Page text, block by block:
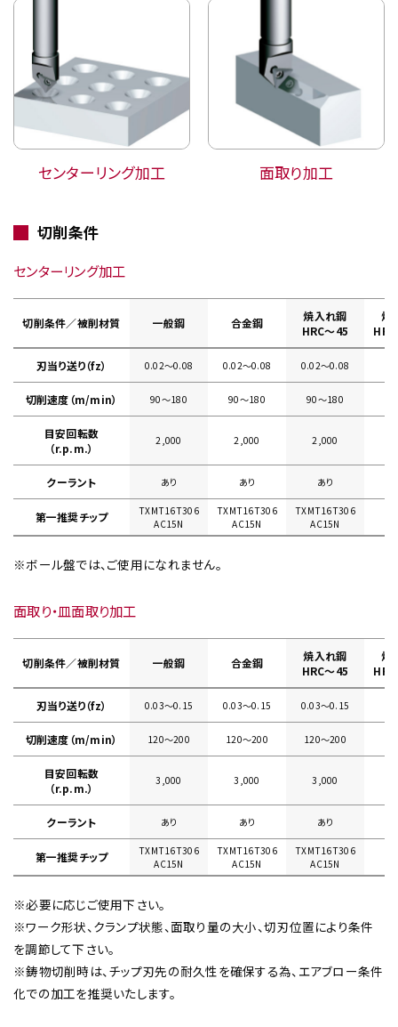
センターリング加工 面取り加工
切削条件
センターリング加工
切削条件／被削材質 一般鋼 合金鋼
焼入れ鋼
HRC～45
焼
刃当り送り（fz） 0.02〜0.08 0.02〜0.08 0.02〜0.08
切削速度（m/min） 90〜180 90〜180 90〜180
目安回転数
（r.p.m.）
2,000 2,000 2,000
クーラント あり あり あり
第一推奨チップ
TXMT16T306
AC15N
TXMT16T306
AC15N
TXMT16T306
AC15N
※ボール盤では、ご使用になれません。
面取り・皿面取り加工
切削条件／被削材質 一般鋼 合金鋼
焼入れ鋼
HRC～45
焼
刃当り送り（fz） 0.03〜0.15 0.03〜0.15 0.03〜0.15
切削速度（m/min） 120〜200 120〜200 120〜200
目安回転数
（r.p.m.）
3,000 3,000 3,000
クーラント あり あり あり
第一推奨チップ
TXMT16T306
AC15N
TXMT16T306
AC15N
TXMT16T306
AC15N
※必要に応じご使用下さい。
※ワーク形状、クランプ状態、面取り量の大小、切刃位置により条件
を調節して下さい。
※鋳物切削時は、チップ刃先の耐久性を確保する為、エアブロー条件
化での加工を推奨いたします。